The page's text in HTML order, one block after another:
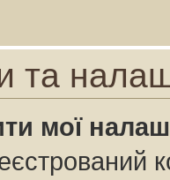
та
мої